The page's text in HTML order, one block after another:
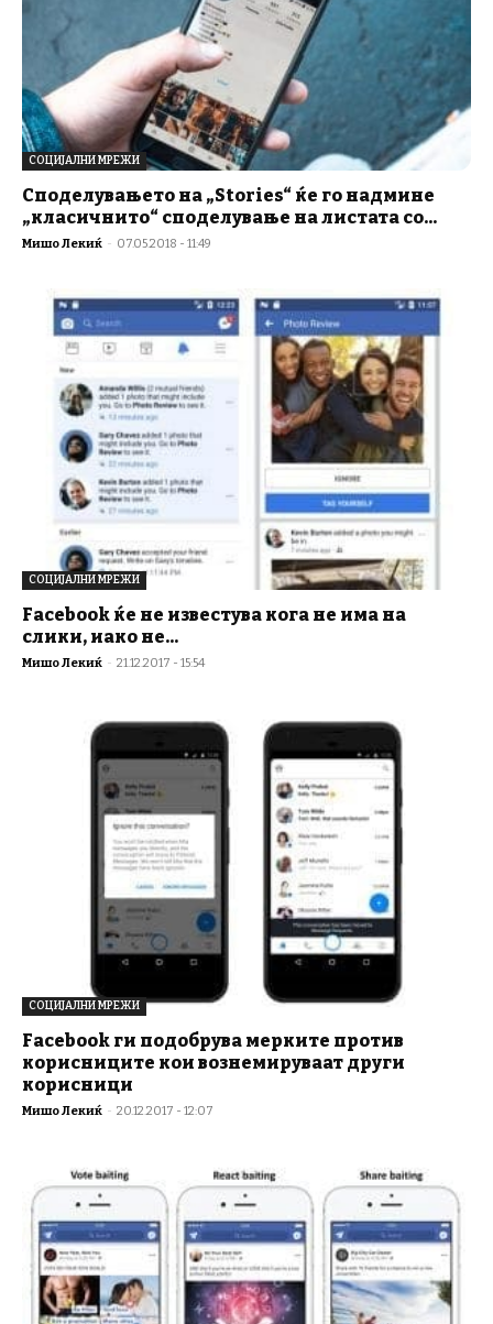
СОЦИЈАЛНИ МРЕЖИ
Споделувањето на „Stories“ ќе го надмине
„класичнито“ споделување на листата со...
Мишо Лекиќ - 07.05.2018 - 11:49
СОЦИЈАЛНИ МРЕЖИ
Facebook ќе не известува кога не има на
слики, иако не...
Мишо Лекиќ - 21.12.2017 - 15:54
СОЦИЈАЛНИ МРЕЖИ
Facebook ги подобрува мерките против
корисниците кои вознемируваат други
корисници
Мишо Лекиќ - 20.12.2017 - 12:07